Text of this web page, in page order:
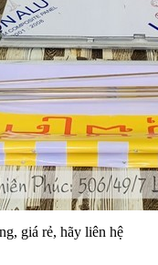
giá rẻ, hãy liên hệ